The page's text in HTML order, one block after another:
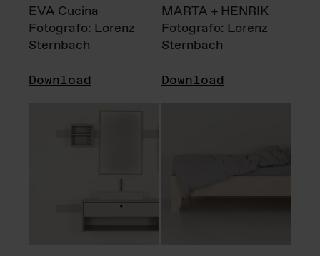
EVA Cucina
Fotografo: Lorenz
Sternbach
Download
MARTA + HENRIK
Fotografo: Lorenz
Sternbach
Download